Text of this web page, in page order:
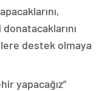
destek olmaya
yapacağız”